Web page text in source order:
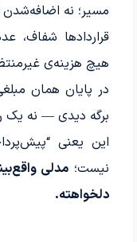
مسیر؛ نه
قراردادها شفاف،
هیچ هزینه‌ی
در پایان همان
برگه دیدی — نه یک
این یعنی
نیست؛ مدلی
دلخواهته.